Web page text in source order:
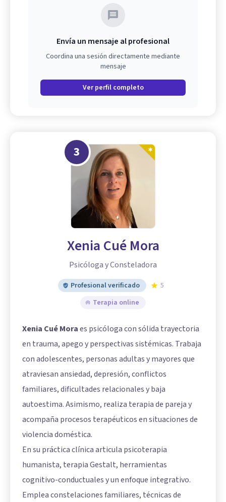
Envía un mensaje al profesional
Coordina una sesión directamente mediante
mensaje
Ver perfil completo
3
Xenia Cué Mora
Psicóloga y Consteladora
Profesional verificado
5
Terapia online
Xenia Cué Moraes psicóloga con sólida trayectoria
en trauma, apego y perspectivas sistémicas. Trabaja
con adolescentes, personas adultas y mayores que
atraviesan ansiedad, depresión, conflictos
familiares, dificultades relacionales y baja
autoestima. Asimismo, realiza terapia de pareja y
acompaña procesos terapéuticos en situaciones de
violencia doméstica.
En su práctica clínica articula psicoterapia
humanista, terapia Gestalt, herramientas
cognitivo-conductuales y un enfoque integrativo.
Emplea constelaciones familiares, técnicas de